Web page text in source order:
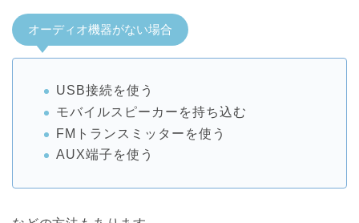
オーディオ機器がない場合
USB接続を使う
モバイルスピーカーを持ち込む
FMトランスミッターを使う
AUX端子を使う